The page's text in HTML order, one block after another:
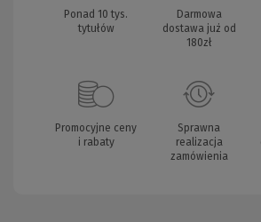
Ponad 10 tys.
tytułów
Darmowa
dostawa już od
180zł
Promocyjne ceny
i rabaty
Sprawna
realizacja
zamówienia